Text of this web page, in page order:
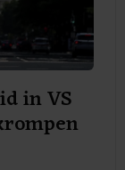
in VS